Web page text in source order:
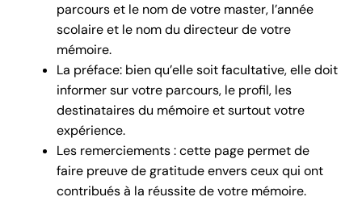
parcours et le nom de votre master, l’année
scolaire et le nom du directeur de votre
mémoire.
La préface: bien qu’elle soit facultative, elle doit
informer sur votre parcours, le profil, les
destinataires du mémoire et surtout votre
expérience.
Les remerciements : cette page permet de
faire preuve de gratitude envers ceux qui ont
contribués à la réussite de votre mémoire.